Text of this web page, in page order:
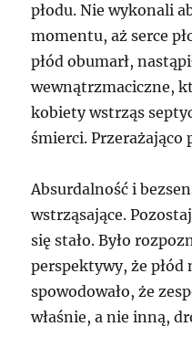
płodu. Nie wykonali
momentu, aż serce
płód obumarł,
wewnątrzmaciczne,
kobiety wstrząs
śmierci. Przerażająco
Absurdalność i
wstrząsające.
się stało. Było
perspektywy, że płód
spowodowało, że
właśnie, a nie inną,